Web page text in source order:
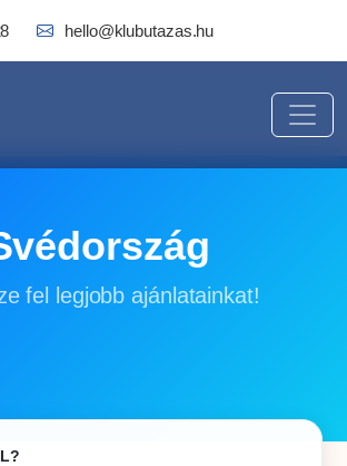
hello@klubutazas.hu
fel legjobb ajánlatainkat!